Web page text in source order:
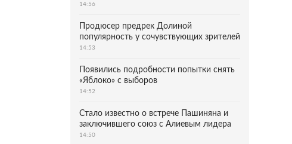
14:56
Продюсер предрек Долиной
популярность у сочувствующих зрителей
14:53
Появились подробности попытки снять
«Яблоко» с выборов
14:52
Стало известно о встрече Пашиняна и
заключившего союз с Алиевым лидера
14:50